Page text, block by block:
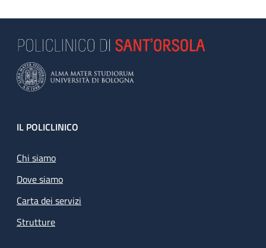
Footer
IL POLICLINICO
Chi siamo
Dove siamo
Carta dei servizi
Strutture